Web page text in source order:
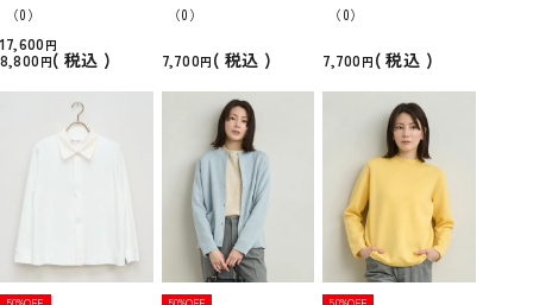
（0）
17,600
8,800
税込
（0）
7,700 税込
（0）
7,700 税込